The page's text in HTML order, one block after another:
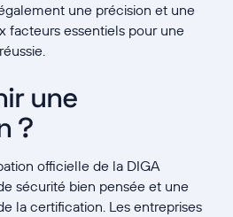
une précision et une
facteurs essentiels pour une
une
?
officielle de la DIGA
sécurité bien pensée et une
la certification. Les entreprises